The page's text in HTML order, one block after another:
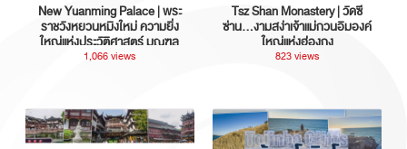
New Yuanming Palace | พระ
ราชวังหยวนหมิงใหม่ ความยิ่ง
ใหญ่แห่งประวัติศาสตร์ มณฑล
กวางตุ้ง ประเทศจีน
1,066 views
Tsz Shan Monastery | วัดซี
ซ่าน…งามสง่าเจ้าแม่กวนอิมองค์
ใหญ่แห่งฮ่องกง
823 views